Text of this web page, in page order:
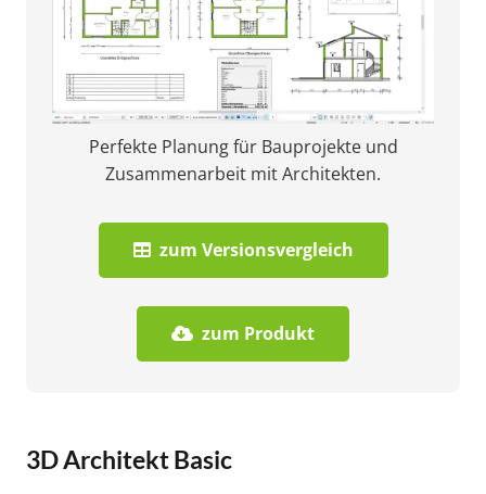
Perfekte Planung für Bauprojekte und
Zusammenarbeit mit Architekten.
zum Versionsvergleich
zum Produkt
3D Architekt Basic